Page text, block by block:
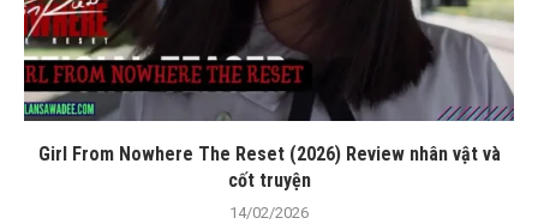
Girl From Nowhere The Reset (2026) Review nhân vật và
cốt truyện
14/02/2026